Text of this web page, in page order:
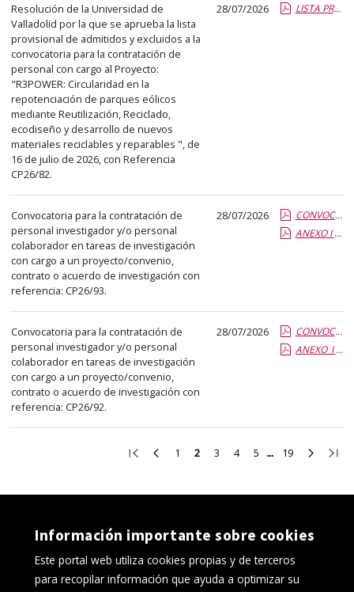
Resolución de la Universidad de
Valladolid por la que se aprueba la lista
provisional de admitidos y excluidos a la
convocatoria para la contratación de
personal con cargo al Proyecto:
"R3POWER: Circularidad en la
repotenciación de parques eólicos
mediante Reutilización, Reciclado,
ecodiseño y desarrollo de nuevos
materiales reciclables y reparables ", de
16 de julio de 2026, con Referencia
CP26/82.
28/07/2026 LISTA PROVISIONAL ADMT Y EXCL CP26-82.pdf.pdf
Convocatoria para la contratación de
personal investigador y/o personal
colaborador en tareas de investigación
con cargo a un proyecto/convenio,
contrato o acuerdo de investigación con
referencia: CP26/93.
28/07/2026
CONVOCATORIA CP26-93.pdf.pdf
ANEXO I CP26-93.report.pdf.pdf
Convocatoria para la contratación de
personal investigador y/o personal
colaborador en tareas de investigación
con cargo a un proyecto/convenio,
contrato o acuerdo de investigación con
referencia: CP26/92.
28/07/2026
CONVOCATORIA C26-92.pdf.pdf
ANEXO_I CP26-92.report.pdf.pdf
Ir
primera
Ir
página
1
página
2 3
página
4Ir
página
5
página
19Ir
página
Ir
página
Ir
Información importante sobre cookies
Este portal web utiliza cookies propias y de terceros
para recopilar información que ayuda a optimizar su